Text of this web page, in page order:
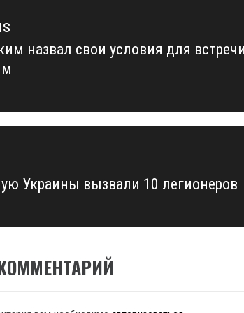
назвал свои условия для
Украины вызвали 10 легионеров